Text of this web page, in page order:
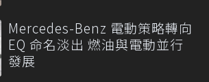
Mercedes-Benz 電動策略轉向
EQ 命名淡出 燃油與電動並行
發展